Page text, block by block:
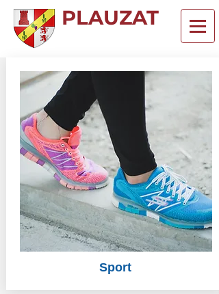
PLAUZAT
Sport